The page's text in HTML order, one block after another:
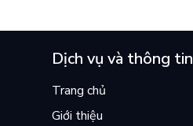
Dịch vụ và thông tin
Trang chủ
Giới thiệu